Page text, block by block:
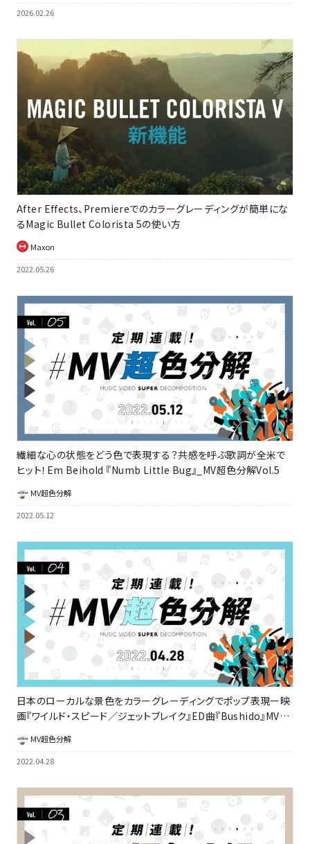
2026.02.26
After Effects、Premiereでのカラーグレーディングが簡単にな
るMagic Bullet Colorista 5の使い方
Maxon
2022.05.26
繊細な心の状態をどう色で表現する？共感を呼ぶ歌詞が全米で
ヒット！Em Beihold 『Numb Little Bug』_MV超色分解Vol.5
MV超色分解
2022.05.12
日本のローカルな景色をカラーグレーディングでポップ表現ー映
画『ワイルド・スピード／ジェットブレイク』ED曲『Bushido』MV超
MV超色分解
2022.04.28